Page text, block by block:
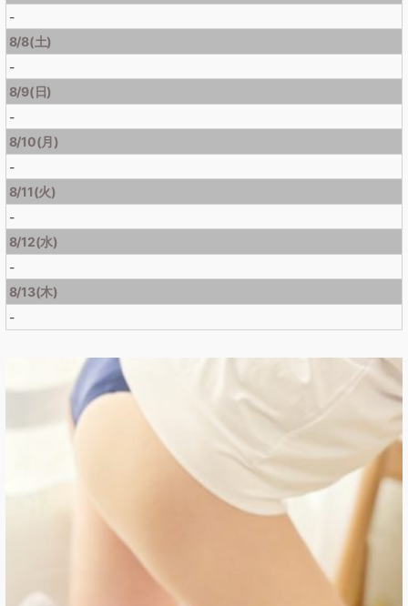
-
8/8(土)
-
8/9(日)
-
8/10(月)
-
8/11(火)
-
8/12(水)
-
8/13(木)
-